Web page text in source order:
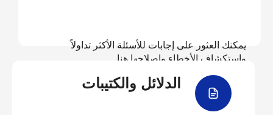
يمكنك العثور على إجابات للأسئلة الأكثر تداولاً
واستكشاف الأخطاء وإصلاحها هنا
عرض الأسئلة المتداولة
الدلائل والكتيبات